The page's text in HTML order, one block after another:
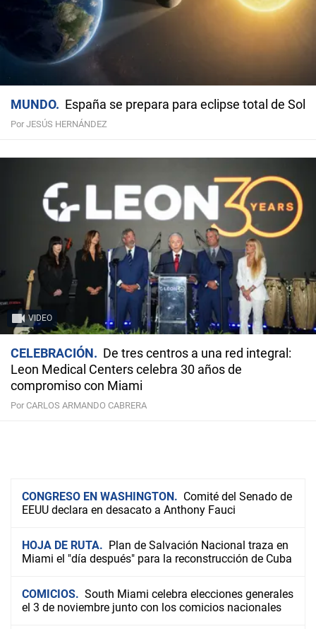
MUNDO España se prepara para eclipse total de Sol
Por JESÚS HERNÁNDEZ
VIDEO
CELEBRACIÓN
De tres centros a una red integral:
Leon Medical Centers celebra 30 años de
compromiso con Miami
Por CARLOS ARMANDO CABRERA
CONGRESO EN WASHINGTON
Comité del Senado de
EEUU declara en desacato a Anthony Fauci
HOJA DE RUTA
Plan de Salvación Nacional traza en
Miami el "día después" para la reconstrucción de Cuba
COMICIOS
South Miami celebra elecciones generales
el 3 de noviembre junto con los comicios nacionales